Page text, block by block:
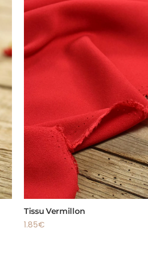
Tissu Vermillon
1.85€